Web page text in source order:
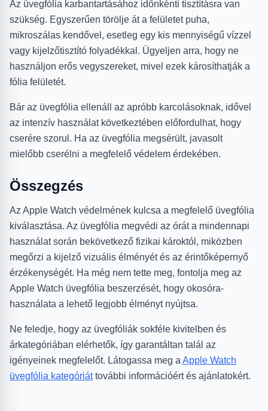
Az üvegfólia karbantartásához időnkénti tisztításra van
szükség. Egyszerűen törölje át a felületet puha,
mikroszálas kendővel, esetleg egy kis mennyiségű vízzel
vagy kijelzőtisztító folyadékkal. Ügyeljen arra, hogy ne
használjon erős vegyszereket, mivel ezek károsíthatják a
fólia felületét.
Bár az üvegfólia ellenáll az apróbb karcolásoknak, idővel
az intenzív használat következtében előfordulhat, hogy
cserére szorul. Ha az üvegfólia megsérült, javasolt
mielőbb cserélni a megfelelő védelem érdekében.
Összegzés
Az Apple Watch védelmének kulcsa a megfelelő üvegfólia
kiválasztása. Az üvegfólia megvédi az órát a mindennapi
használat során bekövetkező fizikai károktól, miközben
megőrzi a kijelző vizuális élményét és az érintőképernyő
érzékenységét. Ha még nem tette meg, fontolja meg az
Apple Watch üvegfólia beszerzését, hogy okosóra-
használata a lehető legjobb élményt nyújtsa.
Ne feledje, hogy az üvegfóliák sokféle kivitelben és
árkategóriában elérhetők, így garantáltan talál az
igényeinek megfelelőt. Látogassa meg a Apple Watch
üvegfólia kategóriáttovábbi információért és ajánlatokért.